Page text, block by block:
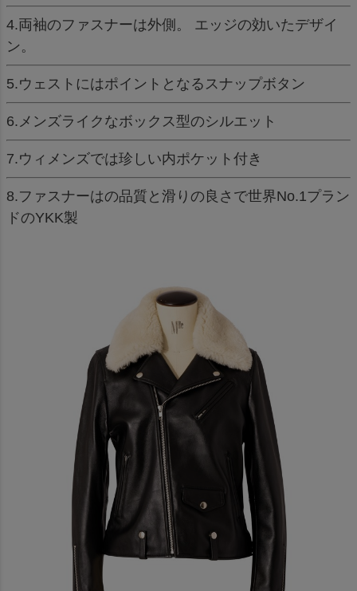
4.両袖のファスナーは外側。 エッジの効いたデザイ
ン。
5.ウェストにはポイントとなるスナップボタン
6.メンズライクなボックス型のシルエット
7.ウィメンズでは珍しい内ポケット付き
8.ファスナーはの品質と滑りの良さで世界No.1プラン
ドのYKK製